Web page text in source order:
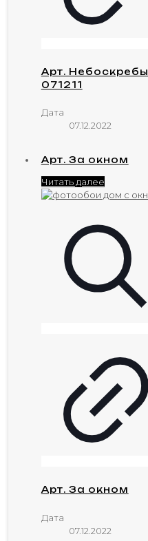
Арт. Небоскребы
071211
Дата
07.12.2022
Арт. За окном
Читать далее
Арт. За окном
Дата
07.12.2022